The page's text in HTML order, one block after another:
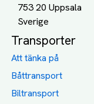
753 20 Uppsala
Transporter
Att tänka på
Båttransport
Biltransport